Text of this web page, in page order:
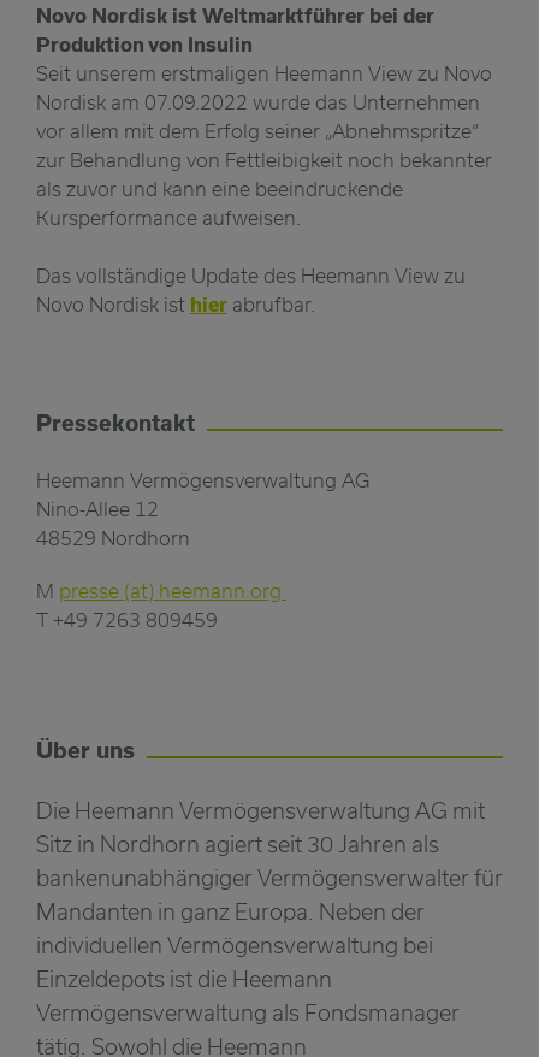
Novo Nordisk ist Weltmarktführer bei der
Produktion von Insulin
Seit unserem erstmaligen Heemann View zu Novo
Nordisk am 07.09.2022 wurde das Unternehmen
vor allem mit dem Erfolg seiner „Abnehmspritze“
zur Behandlung von Fettleibigkeit noch bekannter
als zuvor und kann eine beeindruckende
Kursperformance aufweisen.
Das vollständige Update des Heemann View zu
Novo Nordisk ist hier abrufbar.
Pressekontakt
Heemann Vermögensverwaltung AG
Nino-Allee 12
48529 Nordhorn
M presse (at) heemann.org
T +49 7263 809459
Über uns
Die Heemann Vermögensverwaltung AG mit
Sitz in Nordhorn agiert seit 30 Jahren als
bankenunabhängiger Vermögensverwalter für
Mandanten in ganz Europa. Neben der
individuellen Vermögensverwaltung bei
Einzeldepots ist die Heemann
Vermögensverwaltung als Fondsmanager
tätig. Sowohl die Heemann